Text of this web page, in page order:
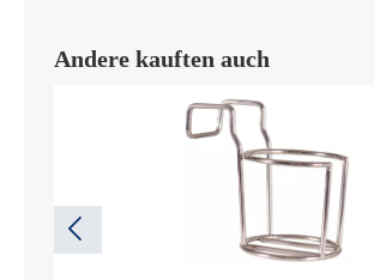
Andere kauften auch